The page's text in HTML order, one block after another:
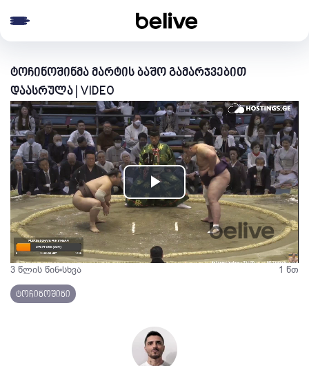
ტოჩინოშინმა მარტის ბაშო გამარჯვებით
დაასრულა | VIDEO
Play
Video
3 წლის წინ სხვა 1 წთ
ტოჩინოშინი